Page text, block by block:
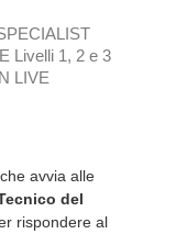
Livelli 1, 2 e 3
LIVE
avvia alle
del
rispondere al